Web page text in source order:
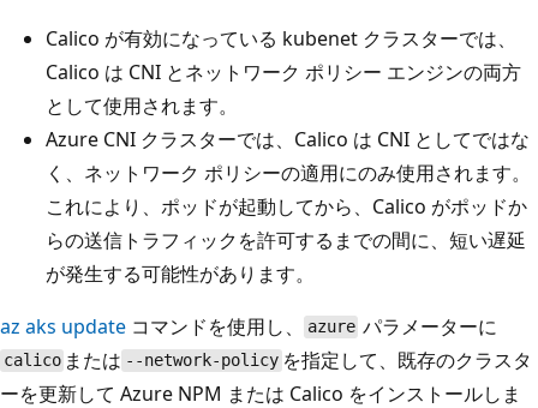
Calico が有効になっている kubenet クラスターでは、
Calico は CNI とネットワーク ポリシー エンジンの両方
として使用されます。
Azure CNI クラスターでは、Calico は CNI としてではな
く、ネットワーク ポリシーの適用にのみ使用されます。
これにより、ポッドが起動してから、Calico がポッドか
らの送信トラフィックを許可するまでの間に、短い遅延
が発生する可能性があります。
az aks update コマンドを使用し、 azure パラメーターに
calico または --network-policy を指定して、既存のクラスタ
ーを更新して Azure NPM または Calico をインストールしま